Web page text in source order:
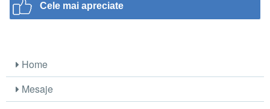
Cele mai apreciate
Home
Mesaje